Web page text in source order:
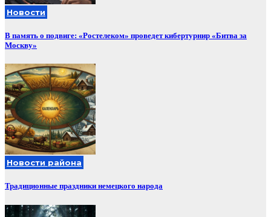
Новости
В память о подвиге: «Ростелеком» проведет кибертурнир «Битва за
Москву»
Новости района
Традиционные праздники немецкого народа